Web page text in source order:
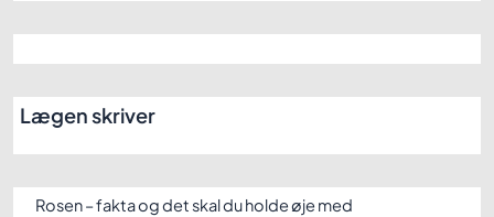
Lægen skriver
Rosen – fakta og det skal du holde øje med